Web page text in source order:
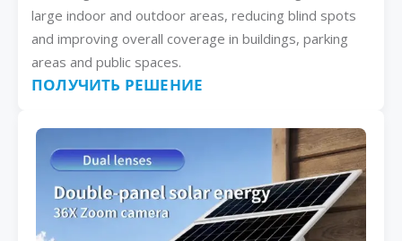
large indoor and outdoor areas, reducing blind spots
and improving overall coverage in buildings, parking
areas and public spaces.
ПОЛУЧИТЬ РЕШЕНИЕ